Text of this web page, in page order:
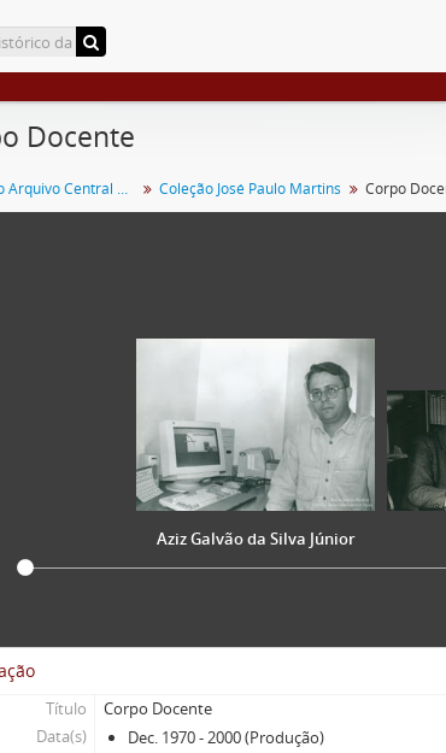
Docente
Acervo Fotográfico do Arquivo Central Histórico da UFV Coleção José Paulo Martins Corpo
Aziz Galvão da Silva Júnior
Título
Corpo Docente
Data(s)
Dec. 1970 - 2000 (Produção)